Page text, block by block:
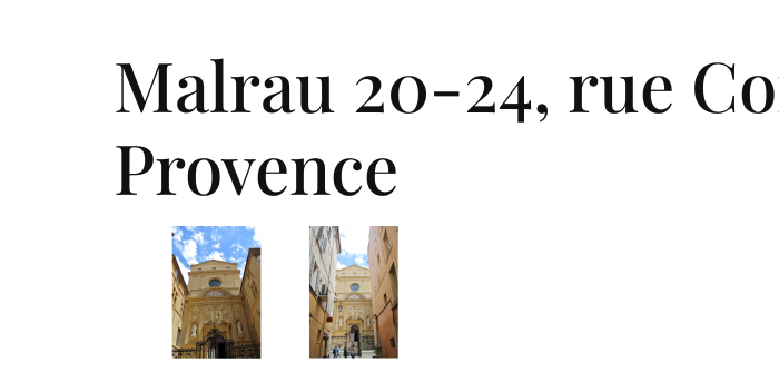
Malrau 20-24, rue
Provence